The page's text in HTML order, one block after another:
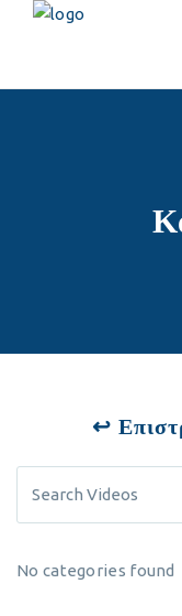
↩
No categories found